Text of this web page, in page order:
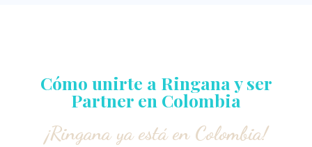
Cómo unirte a Ringana y ser
Partner en Colombia
¡Ringana ya está en Colombia!